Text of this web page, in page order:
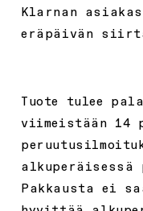
Klarnan
eräpäivän
Tuote tulee
viimeistään 14
alkuperäisessä
Pakkausta ei